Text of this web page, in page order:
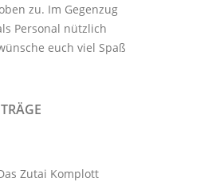
zu. Im Gegenzug
Personal nützlich
euch viel Spaß
Zutai Komplott